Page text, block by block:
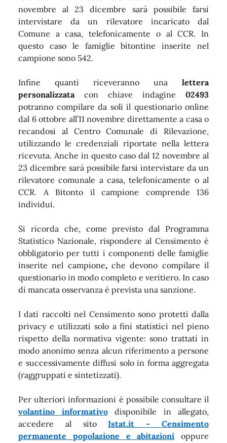
novembre al 23 dicembre sarà possibile farsi
intervistare da un rilevatore incaricato dal
Comune a casa, telefonicamente o al CCR. In
questo caso le famiglie bitontine inserite nel
campione sono 542.
Infine quanti riceveranno una lettera
personalizzata con chiave indagine 02493
potranno compilare da soli il questionario online
dal 6 ottobre all’11 novembre direttamente a casa o
recandosi al Centro Comunale di Rilevazione,
utilizzando le credenziali riportate nella lettera
ricevuta. Anche in questo caso dal 12 novembre al
23 dicembre sarà possibile farsi intervistare da un
rilevatore comunale a casa, telefonicamente o al
CCR. A Bitonto il campione comprende 136
individui.
Si ricorda che, come previsto dal Programma
Statistico Nazionale, rispondere al Censimento è
obbligatorio per tutti i componenti delle famiglie
inserite nel campione,che devono compilare il
questionario in modo completo e veritiero. In caso
di mancata osservanza è prevista una sanzione.
I dati raccolti nel Censimento sono protetti dalla
privacy e utilizzati solo a fini statistici nel pieno
rispetto della normativa vigente: sono trattati in
modo anonimo senza alcun riferimento a persone
e successivamente diffusi solo in forma aggregata
(raggruppati e sintetizzati).
Per ulteriori informazioni è possibile consultare il
volantino informativodisponibile in allegato,
accedere al sitoIstat.it - Censimento
permanente popolazione e abitazioni oppure